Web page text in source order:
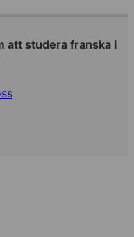
att studera franska i